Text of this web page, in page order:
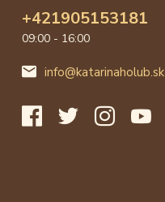
+421905153181
09:00 - 16:00
info@katarinaholub.sk